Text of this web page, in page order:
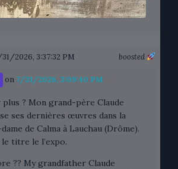
boosted
2026, 3:37:32 PM
on 7/31/2026, 3:09:40 PM
? Mon grand-père Claude
ses dernières œuvres dans la
de Calma à Lauchau (Drôme).
titre le l’expo.
?? My grandfather Claude